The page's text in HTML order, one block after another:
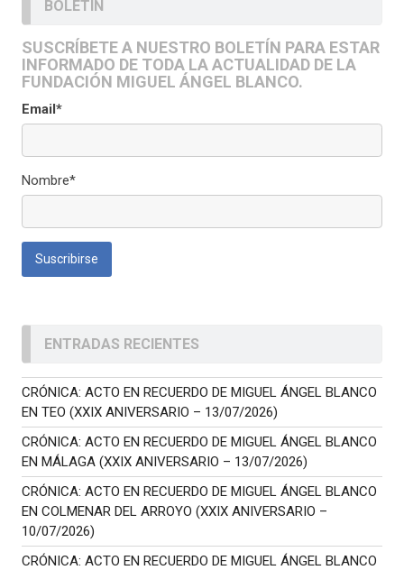
BOLETÍN
SUSCRÍBETE A NUESTRO BOLETÍN PARA ESTAR
INFORMADO DE TODA LA ACTUALIDAD DE LA
FUNDACIÓN MIGUEL ÁNGEL BLANCO.
Email*
Nombre*
ENTRADAS RECIENTES
CRÓNICA: ACTO EN RECUERDO DE MIGUEL ÁNGEL BLANCO
EN TEO (XXIX ANIVERSARIO – 13/07/2026)
CRÓNICA: ACTO EN RECUERDO DE MIGUEL ÁNGEL BLANCO
EN MÁLAGA (XXIX ANIVERSARIO – 13/07/2026)
CRÓNICA: ACTO EN RECUERDO DE MIGUEL ÁNGEL BLANCO
EN COLMENAR DEL ARROYO (XXIX ANIVERSARIO –
10/07/2026)
CRÓNICA: ACTO EN RECUERDO DE MIGUEL ÁNGEL BLANCO